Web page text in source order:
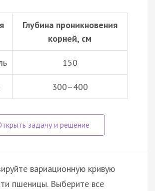
Глубина проникновения
корней, см
150
300–400
вариационную кривую
пшеницы. Выберите все